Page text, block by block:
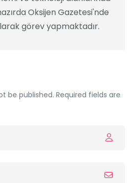
Oksijen Gazetesi'nde
görev yapmaktadır.
be published. Required fields are